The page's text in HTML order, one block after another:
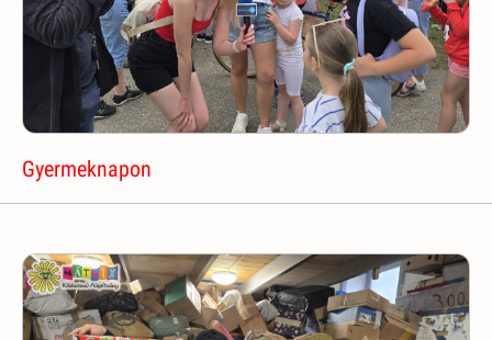
Gyermeknapon